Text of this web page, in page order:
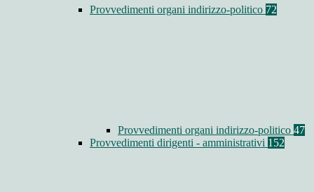
Provvedimenti organi indirizzo-politico 72
Provvedimenti organi indirizzo-politico 47
Provvedimenti dirigenti - amministrativi 152